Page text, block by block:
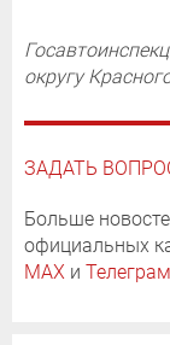
округу
ЗАДАТЬ
Больше
официальных
MAX и Телеграм